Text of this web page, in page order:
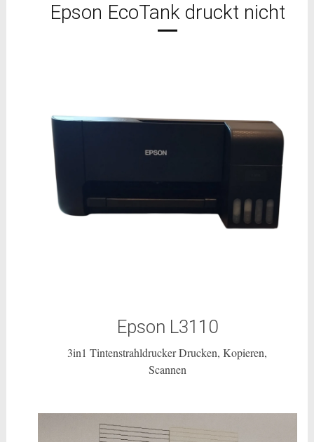
Epson EcoTank druckt nicht
Epson L3110
3in1 Tintenstrahldrucker Drucken, Kopieren,
Scannen